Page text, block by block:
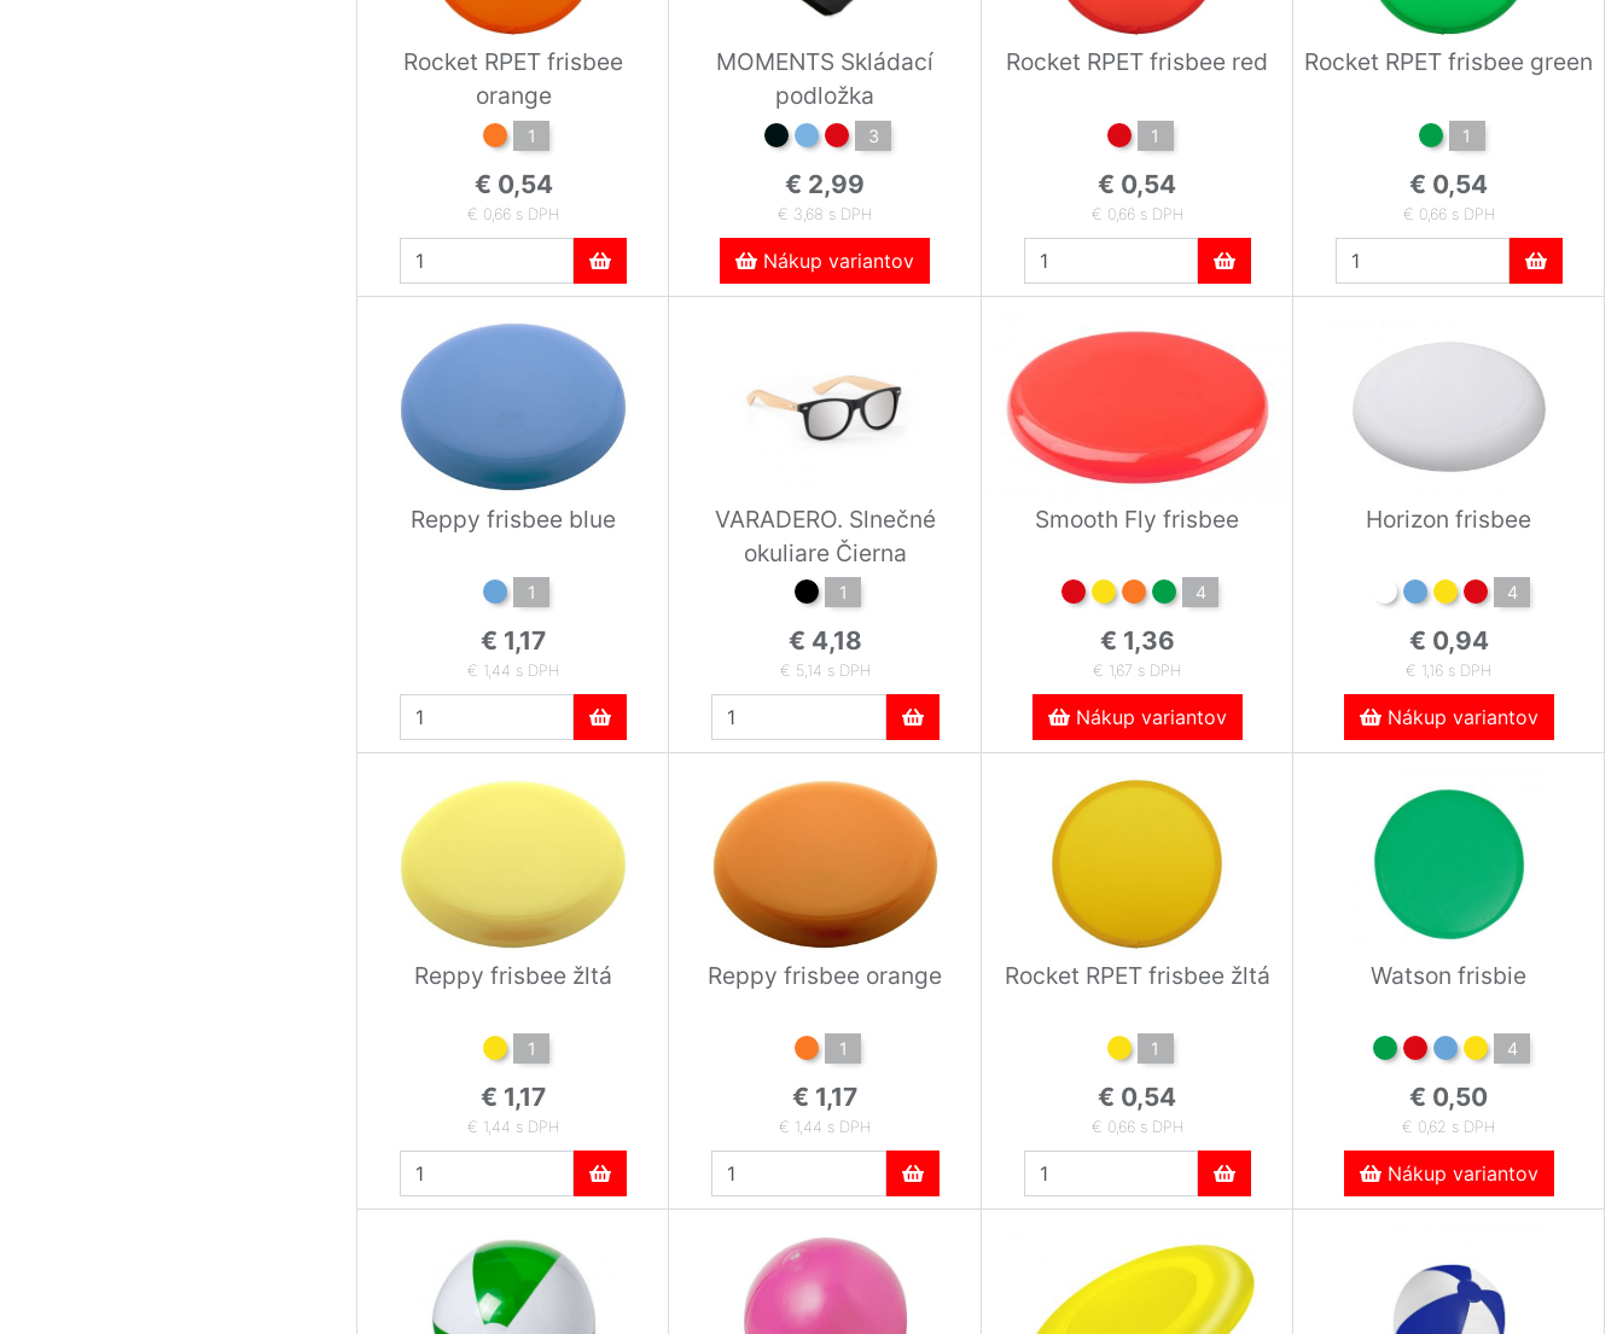
Rocket RPET frisbee
orange
1
€ 0,54
€ 0,66 s DPH
MOMENTS Skládací
podložka
3
€ 2,99
€ 3,68 s DPH
Nákup variantov
Rocket RPET frisbee red
1
€ 0,54
€ 0,66 s DPH
Rocket RPET frisbee green
1
€ 0,54
€ 0,66 s DPH
Reppy frisbee blue
1
€ 1,17
€ 1,44 s DPH
VARADERO. Slnečné
okuliare Čierna
1
€ 4,18
€ 5,14 s DPH
Smooth Fly frisbee
4
€ 1,36
€ 1,67 s DPH
Nákup variantov
Horizon frisbee
4
€ 0,94
€ 1,16 s DPH
Nákup variantov
Reppy frisbee žltá
1
€ 1,17
€ 1,44 s DPH
Reppy frisbee orange
1
€ 1,17
€ 1,44 s DPH
Rocket RPET frisbee žltá
1
€ 0,54
€ 0,66 s DPH
Watson frisbie
4
€ 0,50
€ 0,62 s DPH
Nákup variantov